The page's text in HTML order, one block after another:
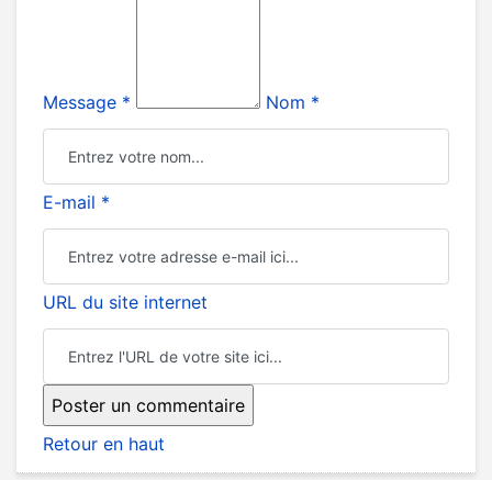
Message * Nom *
E-mail *
URL du site internet
Retour en haut